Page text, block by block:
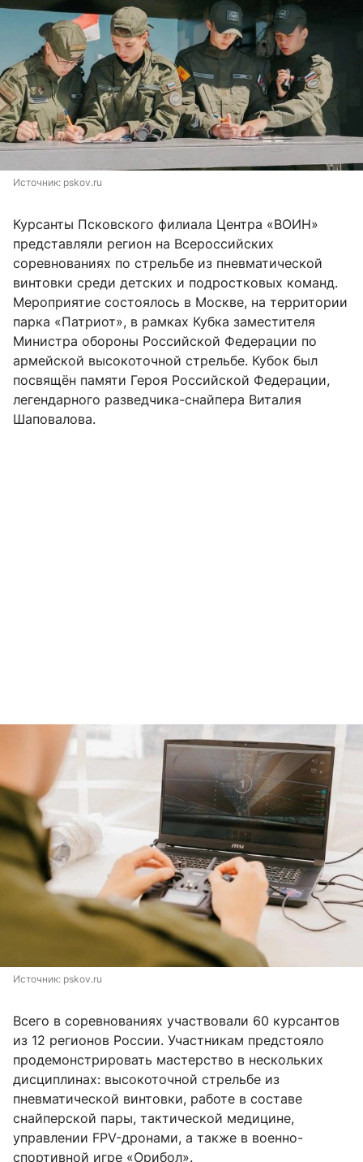
Источник: pskov.ru
Курсанты Псковского филиала Центра «ВОИН»
представляли регион на Всероссийских
соревнованиях по стрельбе из пневматической
винтовки среди детских и подростковых команд.
Мероприятие состоялось в Москве, на территории
парка «Патриот», в рамках Кубка заместителя
Министра обороны Российской Федерации по
армейской высокоточной стрельбе. Кубок был
посвящён памяти Героя Российской Федерации,
легендарного разведчика-снайпера Виталия
Шаповалова.
Источник: pskov.ru
Всего в соревнованиях участвовали 60 курсантов
из 12 регионов России. Участникам предстояло
продемонстрировать мастерство в нескольких
дисциплинах: высокоточной стрельбе из
пневматической винтовки, работе в составе
снайперской пары, тактической медицине,
управлении FPV-дронами, а также в военно-
спортивной игре «Орибол».